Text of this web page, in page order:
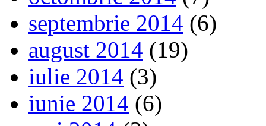
septembrie 2014 (6)
august 2014 (19)
iulie 2014 (3)
iunie 2014 (6)